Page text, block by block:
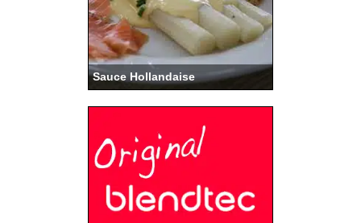
Sauce Hollandaise